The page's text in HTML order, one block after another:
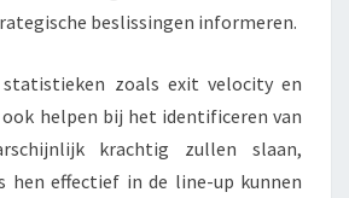
beslissingen informeren.
zoals exit velocity en
helpen bij het identificeren van
krachtig zullen slaan,
hen effectief in de line-up kunnen